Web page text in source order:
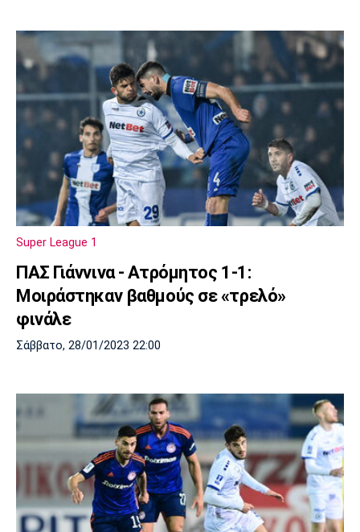
Super League 1
ΠΑΣ Γιάννινα - Ατρόμητος 1-1:
Μοιράστηκαν βαθμούς σε «τρελό»
φινάλε
Σάββατο, 28/01/2023 22:00